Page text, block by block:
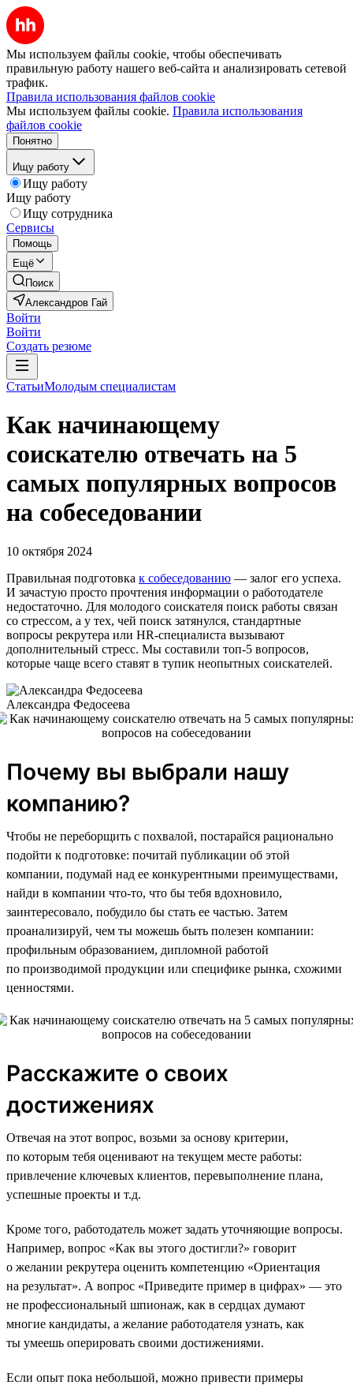
Мы используем файлы cookie, чтобы обеспечивать
правильную работу нашего веб-сайта и анализировать сетевой
трафик.
Правила использования файлов cookie
Мы используем файлы cookie. Правила использования
файлов cookie
Понятно
Ищу работу
Ищу работу
Ищу работу
Ищу сотрудника
Сервисы
Помощь
Ещё
Поиск
Александров Гай
Войти
Войти
Создать резюме
СтатьиМолодым специалистам
Как начинающему
соискателю отвечать на 5
самых популярных вопросов
на собеседовании
10 октября 2024
Правильная подготовка к собеседованию — залог его успеха.
И зачастую просто прочтения информации о работодателе
недостаточно. Для молодого соискателя поиск работы связан
со стрессом, а у тех, чей поиск затянулся, стандартные
вопросы рекрутера или HR-специалиста вызывают
дополнительный стресс. Мы составили топ-5 вопросов,
которые чаще всего ставят в тупик неопытных соискателей.
Александра Федосеева
Почему вы выбрали нашу
компанию?
Чтобы не переборщить с похвалой, постарайся рационально
подойти к подготовке: почитай публикации об этой
компании, подумай над ее конкурентными преимуществами,
найди в компании что-то, что бы тебя вдохновило,
заинтересовало, побудило бы стать ее частью. Затем
проанализируй, чем ты можешь быть полезен компании:
профильным образованием, дипломной работой
по производимой продукции или специфике рынка, схожими
ценностями.
Расскажите о своих
достижениях
Отвечая на этот вопрос, возьми за основу критерии,
по которым тебя оценивают на текущем месте работы:
привлечение ключевых клиентов, перевыполнение плана,
успешные проекты и т.д.
Кроме того, работодатель может задать уточняющие вопросы.
Например, вопрос «Как вы этого достигли?» говорит
о желании рекрутера оценить компетенцию «Ориентация
на результат». А вопрос «Приведите пример в цифрах» — это
не профессиональный шпионаж, как в сердцах думают
многие кандидаты, а желание работодателя узнать, как
ты умеешь оперировать своими достижениями.
Если опыт пока небольшой, можно привести примеры